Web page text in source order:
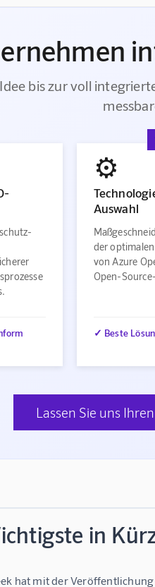
bis zur voll
⚙️
Auswahl
der
von Azure
Open-
✓ Beste
Lassen Sie uns
in
hat mit der